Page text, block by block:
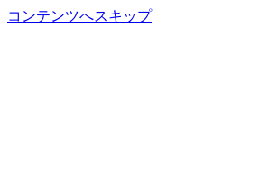
コンテンツへスキップ